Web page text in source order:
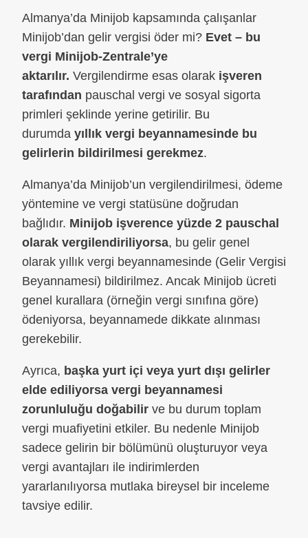
Almanya’da Minijob kapsamında çalışanlar
Minijob’dan gelir vergisi öder mi? Evet – bu
vergi Minijob-Zentrale’ye
aktarılır. Vergilendirme esas olarak işveren
tarafından pauschal vergi ve sosyal sigorta
primleri şeklinde yerine getirilir. Bu
durumda yıllık vergi beyannamesinde bu
gelirlerin bildirilmesi gerekmez.
Almanya’da Minijob’un vergilendirilmesi, ödeme
yöntemine ve vergi statüsüne doğrudan
bağlıdır. Minijob işverence yüzde 2 pauschal
olarak vergilendiriliyorsa, bu gelir genel
olarak yıllık vergi beyannamesinde (Gelir Vergisi
Beyannamesi) bildirilmez. Ancak Minijob ücreti
genel kurallara (örneğin vergi sınıfına göre)
ödeniyorsa, beyannamede dikkate alınması
gerekebilir.
Ayrıca, başka yurt içi veya yurt dışı gelirler
elde ediliyorsa vergi beyannamesi
zorunluluğu doğabilir ve bu durum toplam
vergi muafiyetini etkiler. Bu nedenle Minijob
sadece gelirin bir bölümünü oluşturuyor veya
vergi avantajları ile indirimlerden
yararlanılıyorsa mutlaka bireysel bir inceleme
tavsiye edilir.